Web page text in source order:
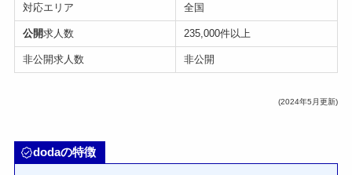
対応エリア 全国
公開求人数 235,000件以上
非公開求人数 非公開
(2024年5月更新)
dodaの特徴